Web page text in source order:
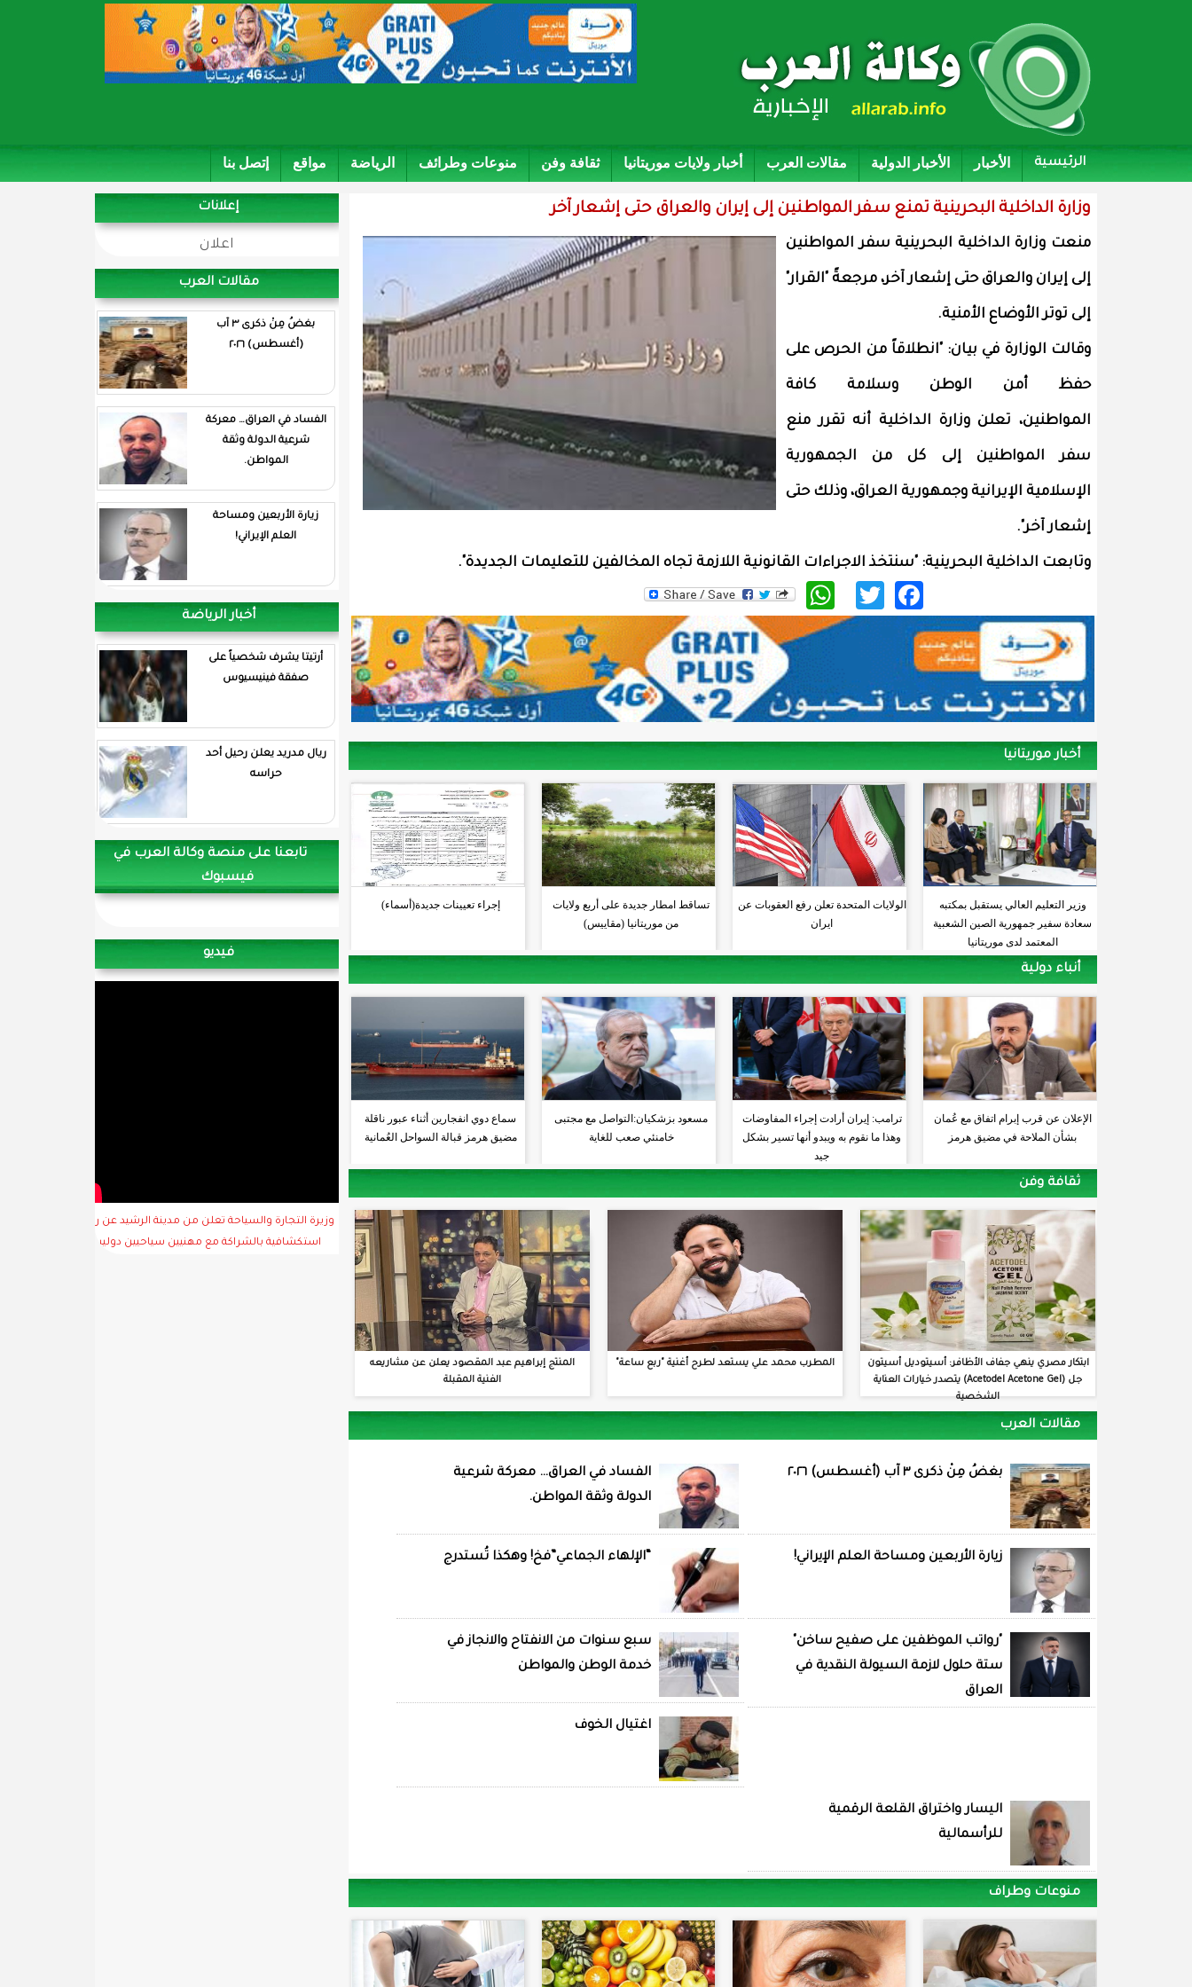
الرئيسية الأخبار الأخبار الدولية مقالات العرب أخبار ولايات موريتانيا ثقافة وفن منوعات وطرائف الرياضة مواقع إتصل بنا
وزارة الداخلية البحرينية تمنع سفر المواطنين إلى إيران والعراق حتى إشعار آخر
منعت وزارة الداخلية البحرينية سفر المواطنين
إلى إيران والعراق حتى إشعار آخر، مرجعةً "القرار"
إلى توتر الأوضاع الأمنية.
وقالت الوزارة في بيان: "انطلاقاً من الحرص على
حفظ أمن الوطن وسلامة كافة
المواطنين، تعلن وزارة الداخلية أنه تقرر منع
سفر المواطنين إلى كل من الجمهورية
الإسلامية الإيرانية وجمهورية العراق، وذلك حتى
إشعار آخر".
وتابعت الداخلية البحرينية: "سنتخذ الاجراءات القانونية اللازمة تجاه المخالفين للتعليمات الجديدة".
Facebook
Twitter
WhatsApp
إعلانات
اعلان
مقالات العرب
بغضُ مِنْ ذكرى ٣ آب
(أغسطس) ٢٠٢٦
الفساد في العراق… معركة
شرعية الدولة وثقة
المواطن.
زيارة الأربعين ومساحة
العلم الإيراني!
أخبار الرياضة
أرتيتا يشرف شخصياً على
صفقة فينيسيوس
ريال مدريد يعلن رحيل أحد
حراسه
تابعنا على منصة وكالة العرب في
فيسبوك
فيديو
وزيرة التجارة والسياحة تعلن من مدينة الرشيد عن رحلة
استكشافية بالشراكة مع مهنيين سياحيين دوليين
أخبار موريتانيا
وزير التعليم العالي يستقبل بمكتبه
سعادة سفير جمهورية الصين الشعبية
المعتمد لدى موريتانيا
الولايات المتحدة تعلن رفع العقوبات عن
ايران
تساقط امطار جديدة على أربع ولايات
من موريتانيا (مقاييس)
إجراء تعيينات جديدة(أسماء)
أنباء دولية
الإعلان عن قرب إبرام اتفاق مع عُمان
بشأن الملاحة في مضيق هرمز
ترامب: إيران أرادت إجراء المفاوضات
وهذا ما نقوم به ويبدو أنها تسير بشكل
جيد
مسعود بزشكيان:التواصل مع مجتبى
خامنئي صعب للغاية
سماع دوي انفجارين أثناء عبور ناقلة
مضيق هرمز قبالة السواحل العُمانية
ثقافة وفن
ابتكار مصري ينهي جفاف الأظافر: أسيتوديل أسيتون
جل (Acetodel Acetone Gel) يتصدر خيارات العناية
الشخصية
المطرب محمد علي يستعد لطرح أغنية "ربع ساعة"
المنتج إبراهيم عبد المقصود يعلن عن مشاريعه
الفنية المقبلة
مقالات العرب
بغضُ مِنْ ذكرى ٣ آب (أغسطس) ٢٠٢٦
الفساد في العراق… معركة شرعية
الدولة وثقة المواطن.
زيارة الأربعين ومساحة العلم الإيراني! “الإلهاء الجماعي”فخ! وهكذا تُستدرج
"رواتب الموظفين على صفيح ساخن"
ستة حلول لازمة السيولة النقدية في
العراق
سبع سنوات من الانفتاح والانجاز في
خدمة الوطن والمواطن
اغتيال الخوف
اليسار واختراق القلعة الرقمية
للرأسمالية
منوعات وطراف